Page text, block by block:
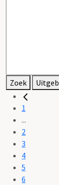
Zoek
1
...
2
3
4
5
6